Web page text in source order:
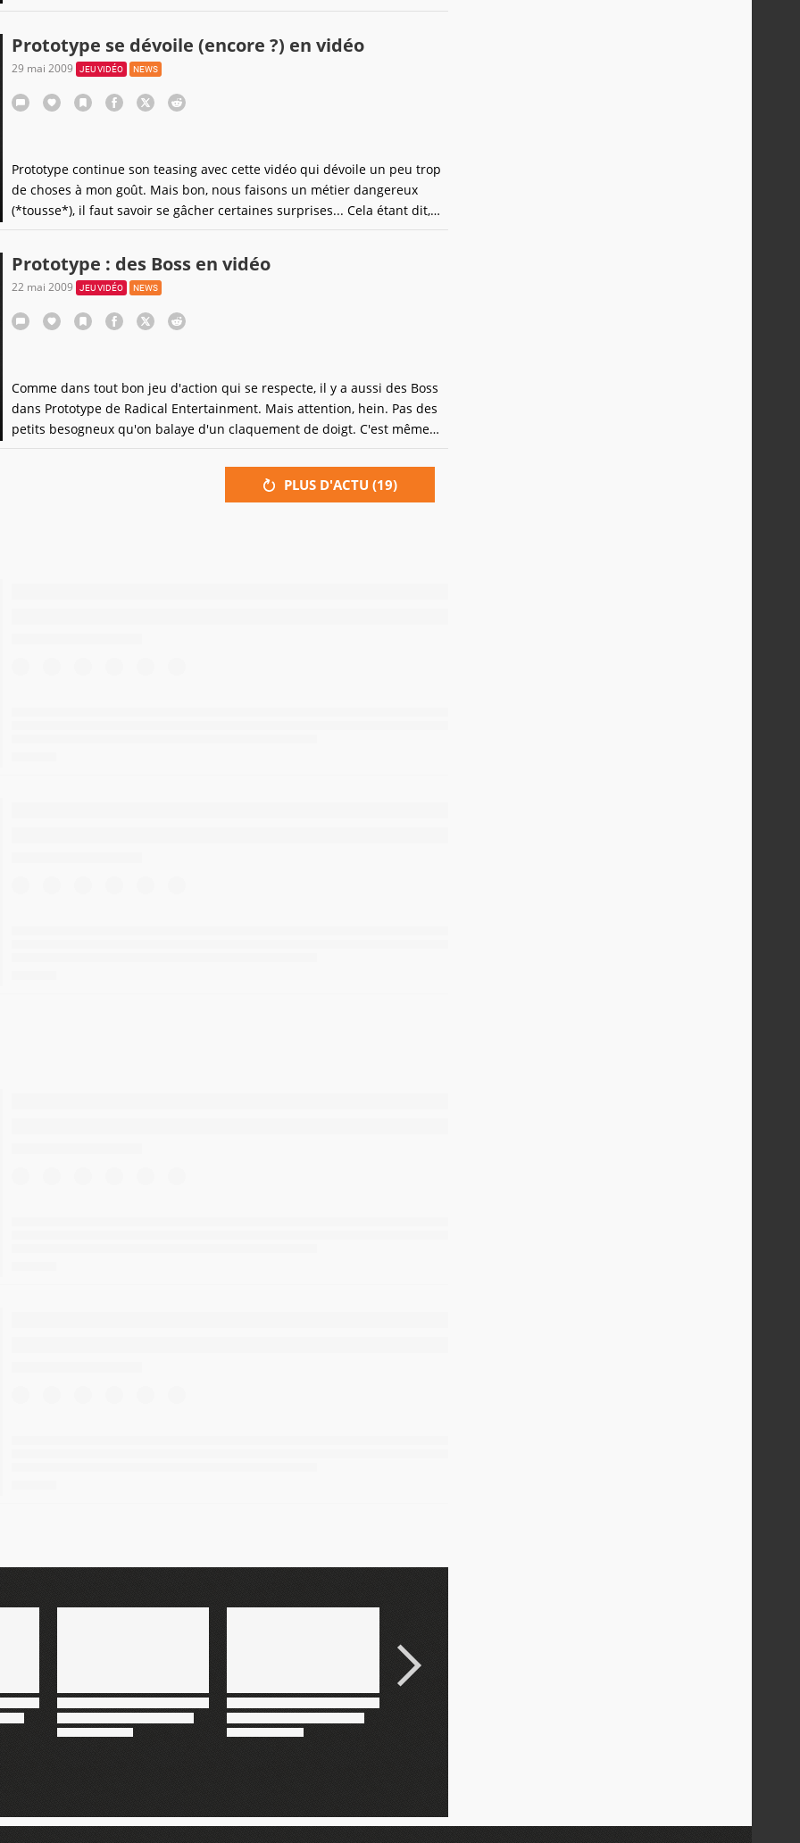
ressemble comme un frère de sang à inFamous, sorti il y a quelques
Prototype se dévoile (encore ?) en vidéo
29 mai 2009 JEU VIDÉO NEWS
Prototype continue son teasing avec cette vidéo qui dévoile un peu trop
de choses à mon goût. Mais bon, nous faisons un métier dangereux
(*tousse*), il faut savoir se gâcher certaines surprises... Cela étant dit,
encore une vidéo qui confirme que j'ai vraiment hâte de jouer à ce titre
Prototype : des Boss en vidéo
22 mai 2009 JEU VIDÉO NEWS
Comme dans tout bon jeu d'action qui se respecte, il y a aussi des Boss
dans Prototype de Radical Entertainment. Mais attention, hein. Pas des
petits besogneux qu'on balaye d'un claquement de doigt. C'est même
plutôt dans le genre poids lourd et fourbe. Ils sont présentés ici dans
une vidéo qui donne des frissons.Nous avons donc dans l'ordre
PLUS D'ACTU (19)